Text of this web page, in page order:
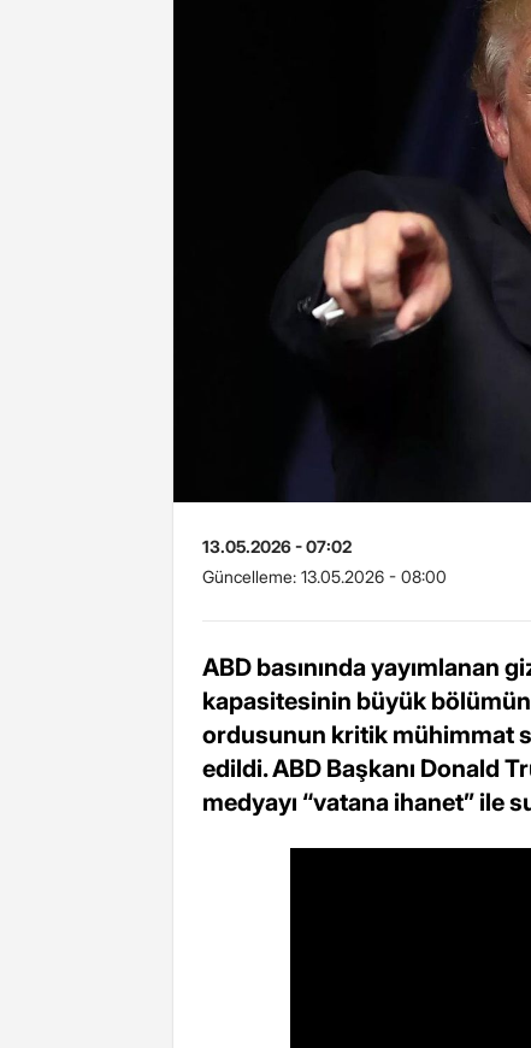
13.05.2026 - 07:02
Güncelleme: 13.05.2026 - 08:00
ABD basınında yayımlanan
kapasitesinin büyük
ordusunun kritik mühimmat
edildi. ABD Başkanı Donald
medyayı “vatana ihanet” ile